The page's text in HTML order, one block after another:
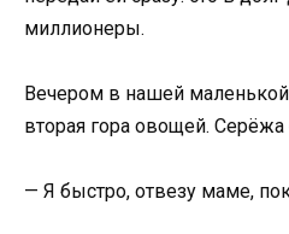
миллионеры.
Вечером в нашей
вторая гора овощей.
— Я быстро, отвезу маме,